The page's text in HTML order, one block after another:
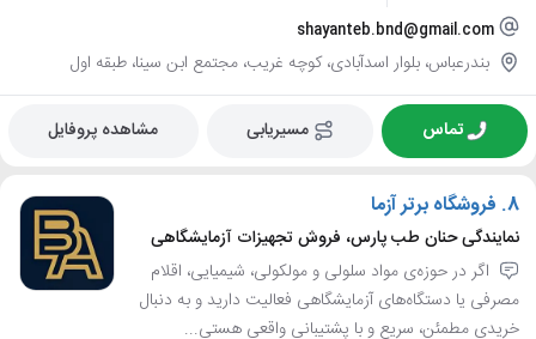
shayanteb.bnd@gmail.com
بندرعباس، بلوار اسدآبادی، کوچه غریب، مجتمع ابن سینا، طبقه اول
تماس مسیریابی مشاهده پروفایل
8. فروشگاه برتر آزما
نمایندگی حنان طب پارس، فروش تجهیزات آزمایشگاهی
اگر در حوزه‌ی مواد سلولی و مولکولی، شیمیایی، اقلام
مصرفی یا دستگاه‌های آزمایشگاهی فعالیت دارید و به دنبال
خریدی مطمئن، سریع و با پشتیبانی واقعی هستی...